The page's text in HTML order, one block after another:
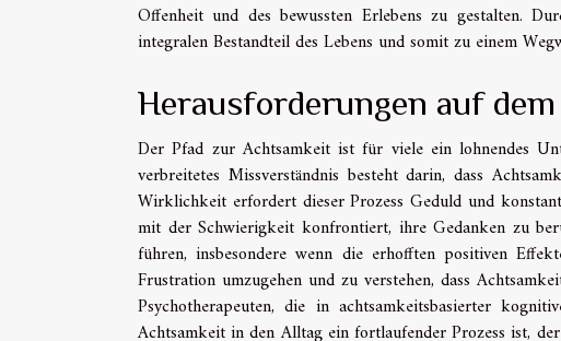
Offenheit und des bewussten Erlebens zu gestalten.
integralen Bestandteil des Lebens und somit zu einem
Herausforderungen auf
Der Pfad zur Achtsamkeit ist für viele ein lohnendes
verbreitetes Missverständnis besteht darin, dass
Wirklichkeit erfordert dieser Prozess Geduld und
mit der Schwierigkeit konfrontiert, ihre Gedanken zu
führen, insbesondere wenn die erhofften positiven
Frustration umzugehen und zu verstehen, dass
Psychotherapeuten, die in achtsamkeitsbasierter
Achtsamkeit in den Alltag ein fortlaufender Prozess ist,